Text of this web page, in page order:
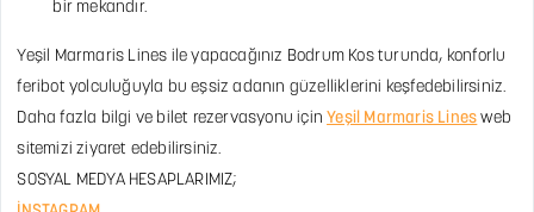
bir mekandır.
Yeşil Marmaris Lines ile yapacağınız Bodrum Kos turunda, konforlu
feribot yolculuğuyla bu eşsiz adanın güzelliklerini keşfedebilirsiniz.
Daha fazla bilgi ve bilet rezervasyonu içinYeşil Marmaris Lines web
sitemizi ziyaret edebilirsiniz.
SOSYAL MEDYA HESAPLARIMIZ;